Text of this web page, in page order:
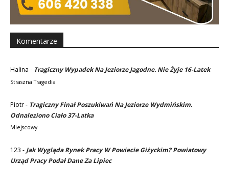
Komentarze
Halina - Tragiczny Wypadek Na Jeziorze Jagodne. Nie Żyje 16-Latek
Straszna Tragedia
Piotr- Tragiczny Finał Poszukiwań Na Jeziorze Wydmińskim.
Odnaleziono Ciało 37-Latka
Miejscowy
123 - Jak Wygląda Rynek Pracy W Powiecie Giżyckim? Powiatowy
Urząd Pracy Podał Dane Za Lipiec